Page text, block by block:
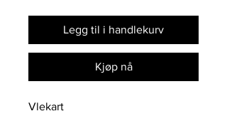
Legg til i handlekurv
Kjøp nå
Vlekart